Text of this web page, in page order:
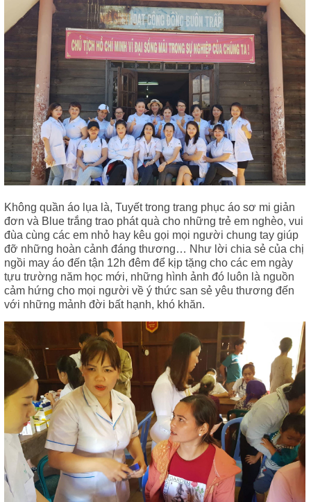
Không quần áo lụa là, Tuyết trong trang phục áo sơ mi giản
đơn và Blue trắng trao phát quà cho những trẻ em nghèo, vui
đùa cùng các em nhỏ hay kêu gọi mọi người chung tay giúp
đỡ những hoàn cảnh đáng thương… Như lời chia sẻ của chị
ngồi may áo đến tận 12h đêm để kịp tặng cho các em ngày
tựu trường năm học mới, những hình ảnh đó luôn là nguồn
cảm hứng cho mọi người về ý thức san sẻ yêu thương đến
với những mảnh đời bất hạnh, khó khăn.